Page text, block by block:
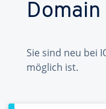
Domain
Sie sind neu bei
möglich ist.